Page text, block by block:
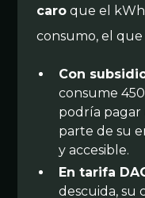
caro que el
consumo, el que
Con
consume
podría pagar
parte de su
y accesible.
En tarifa
descuida, su